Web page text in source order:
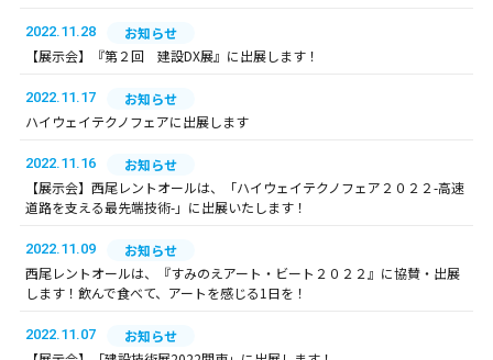
2022.11.28
お知らせ
【展示会】『第２回 建設DX展』に出展します！
2022.11.17
お知らせ
ハイウェイテクノフェアに出展します
2022.11.16
お知らせ
【展示会】西尾レントオールは、「ハイウェイテクノフェア２０２２-高速
道路を支える最先端技術-」に出展いたします！
2022.11.09
お知らせ
西尾レントオールは、『すみのえアート・ビート２０２２』に協賛・出展
します！飲んで食べて、アートを感じる1日を！
2022.11.07
お知らせ